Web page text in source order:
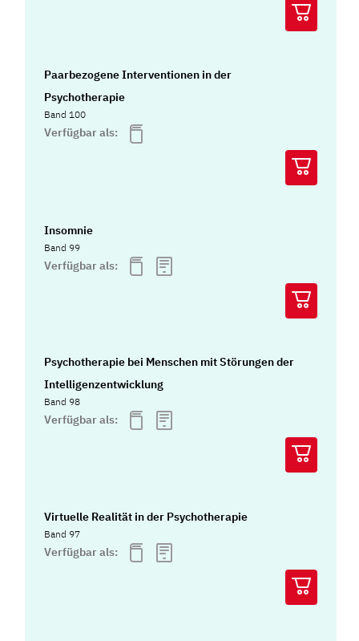
Paarbezogene Interventionen in der
Psychotherapie
Band 100
Verfügbar als:
Insomnie
Band 99
Verfügbar als:
Psychotherapie bei Menschen mit Störungen der
Intelligenzentwicklung
Band 98
Verfügbar als:
Virtuelle Realität in der Psychotherapie
Band 97
Verfügbar als: